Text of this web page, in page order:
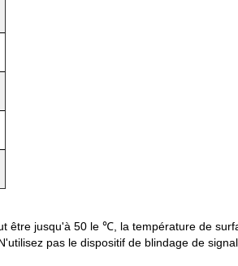
être jusqu'à 50 le ℃, la température de
pas le dispositif de blindage de